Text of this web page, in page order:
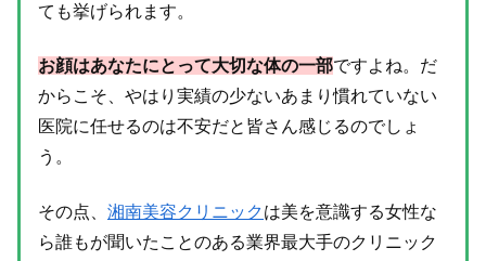
ても挙げられます。
お顔はあなたにとって大切な体の一部ですよね。だ
からこそ、やはり実績の少ないあまり慣れていない
医院に任せるのは不安だと皆さん感じるのでしょ
う。
その点、 湘南美容クリニックは美を意識する女性な
ら誰もが聞いたことのある業界最大手のクリニック